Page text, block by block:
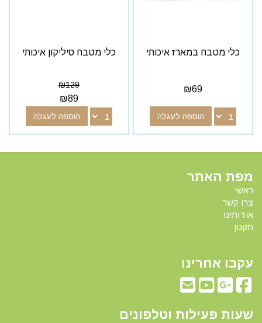
כלי מטבח במארז איכותי
₪69
הוספה לעגלה
כלי מטבח סיליקון איכותי
₪129
₪89
הוספה לעגלה
מפת האתר
ראשי
צרו קשר
אודותינו
תקנון
עקבו אחרינו
שעות פעילות וטלפונים